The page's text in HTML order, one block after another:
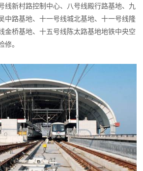
线新村路控制中心、八号线殿行路基地、九
中路基地、十一号线城北基地、十一号线隆
金桥基地、十五号线陈太路基地地铁中央空
修。